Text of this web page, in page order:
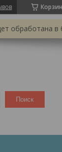
обработана
Поиск